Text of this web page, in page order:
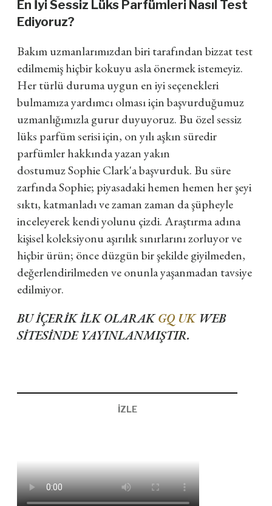
En İyi Sessiz Lüks Parfümleri Nasıl Test
Ediyoruz?
Bakım uzmanlarımızdan biri tarafından bizzat test
edilmemiş hiçbir kokuyu asla önermek istemeyiz.
Her türlü duruma uygun en iyi seçenekleri
bulmamıza yardımcı olması için başvurduğumuz
uzmanlığımızla gurur duyuyoruz. Bu özel sessiz
lüks parfüm serisi için, on yılı aşkın süredir
parfümler hakkında yazan yakın
dostumuz Sophie Clark'a başvurduk. Bu süre
zarfında Sophie; piyasadaki hemen hemen her şeyi
sıktı, katmanladı ve zaman zaman da şüpheyle
inceleyerek kendi yolunu çizdi. Araştırma adına
kişisel koleksiyonu aşırılık sınırlarını zorluyor ve
hiçbir ürün; önce düzgün bir şekilde giyilmeden,
değerlendirilmeden ve onunla yaşanmadan tavsiye
edilmiyor.
BU İÇERİK İLK OLARAKGQ UKWEB
SİTESİNDE YAYINLANMIŞTIR.
İZLE